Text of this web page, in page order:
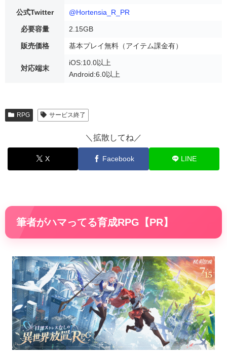
公式Twitter @Hortensia_R_PR
必要容量 2.15GB
販売価格 基本プレイ無料（アイテム課金有）
対応端末
iOS:10.0以上
Android:6.0以上
RPG サービス終了
＼拡散してね／
X Facebook LINE
筆者がハマってる育成RPG【PR】